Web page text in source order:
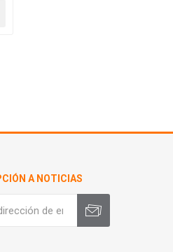
A NOTICIAS